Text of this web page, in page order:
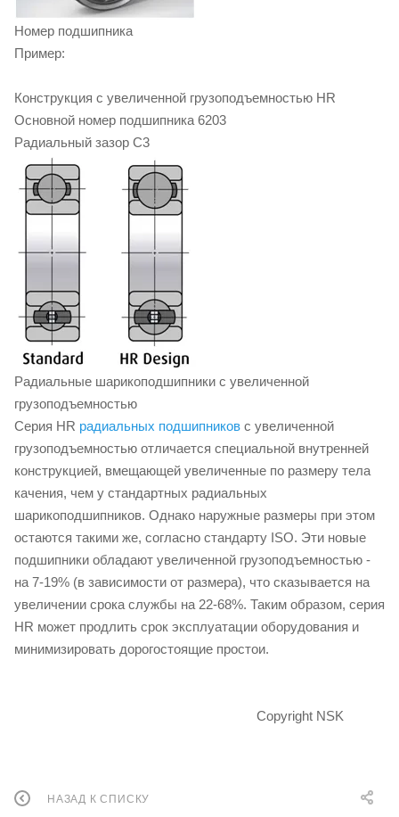
Номер подшипника
Пример:
Конструкция с увеличенной грузоподъемностью HR
Основной номер подшипника 6203
Радиальный зазор C3
Радиальные шарикоподшипники с увеличенной
грузоподъемностью
Серия HR радиальных подшипников с увеличенной
грузоподъемностью отличается специальной внутренней
конструкцией, вмещающей увеличенные по размеру тела
качения, чем у стандартных радиальных
шарикоподшипников. Однако наружные размеры при этом
остаются такими же, согласно стандарту ISO. Эти новые
подшипники обладают увеличенной грузоподъемностью -
на 7-19% (в зависимости от размера), что сказывается на
увеличении срока службы на 22-68%. Таким образом, серия
HR может продлить срок эксплуатации оборудования и
минимизировать дорогостоящие простои.
Copyright NSK
НАЗАД К СПИСКУ